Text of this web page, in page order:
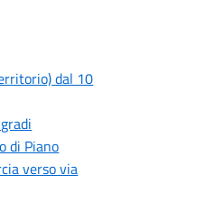
dal 10
di Piano
verso via